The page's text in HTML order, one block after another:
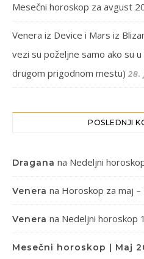
Mesečni horoskop za avgust
Venera iz Device i Mars iz
vezi su poželjne samo ako su
drugom prigodnom mestu) 28.
POSLEDNJI
Dragana na Nedeljni
Venera na Horoskop za maj
Venera na Nedeljni horoskop
Mesečni horoskop | Maj